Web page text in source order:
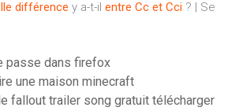
différence y a-t-il entre Cc et Cci ? | Se
passe dans firefox
une maison minecraft
fallout trailer song gratuit télécharger